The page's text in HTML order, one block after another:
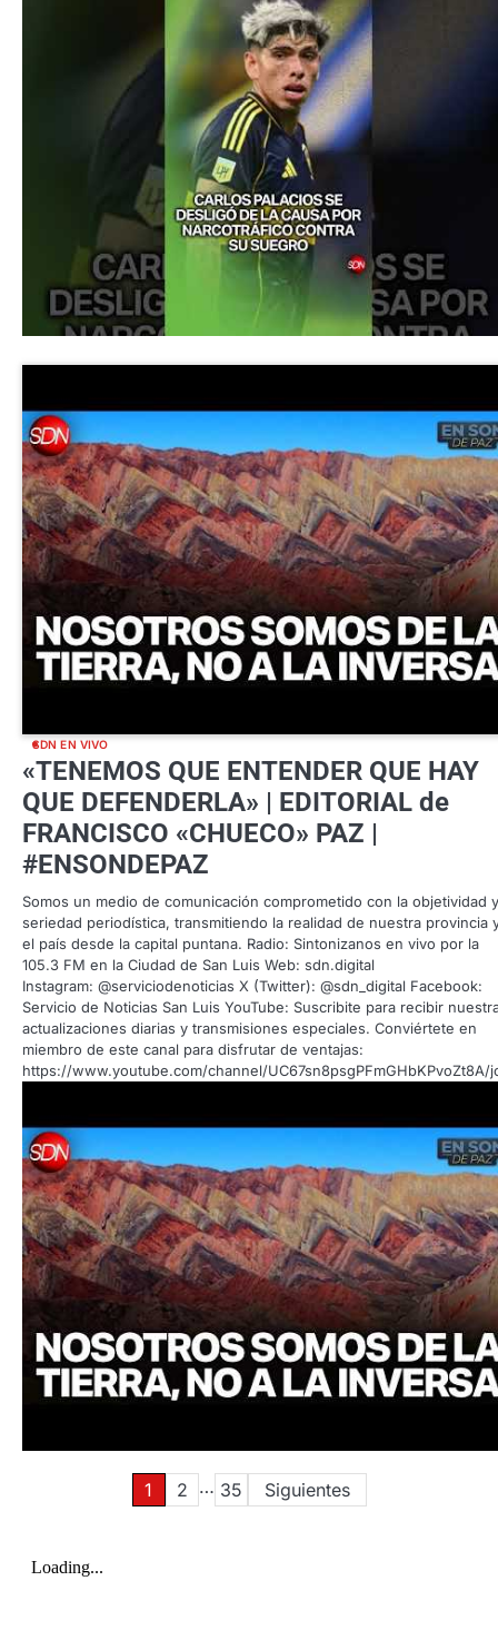
SDN EN VIVO
«TENEMOS QUE ENTENDER QUE HAY
QUE DEFENDERLA» | EDITORIAL de
FRANCISCO «CHUECO» PAZ |
#ENSONDEPAZ
Somos un medio de comunicación comprometido con la objetividad
seriedad periodística, transmitiendo la realidad de nuestra provincia
el país desde la capital puntana. Radio: Sintonizanos en vivo por la
105.3 FM en la Ciudad de San Luis Web: sdn.digital
Instagram: @serviciodenoticias X (Twitter): @sdn_digital Facebook:
Servicio de Noticias San Luis YouTube: Suscribite para recibir
actualizaciones diarias y transmisiones especiales. Conviértete en
miembro de este canal para disfrutar de ventajas:
https://www.youtube.com/channel/UC67sn8psgPFmGHbKPvoZt8A/
Paginación
entradas
1 2 … 35 Siguientes